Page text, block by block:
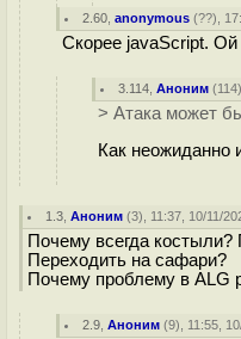
2.60 ,anonymous (??),
Скорее javaScript. Ой
3.114 ,Аноним (114
> Атака может
Как неожиданно
1.3 ,Аноним (3), 11:37, 10/11/
Почему всегда костыли?
Переходить на сафари?
Почему проблему в ALG
2.9 ,Аноним (9), 11:55,